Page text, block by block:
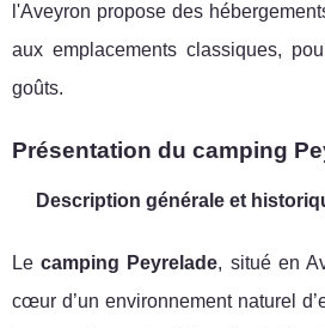
l'Aveyron propose des
aux emplacements classiques,
goûts.
Présentation du camping
Description générale et
Lecamping Peyrelade, situé en
cœur d’un environnement naturel